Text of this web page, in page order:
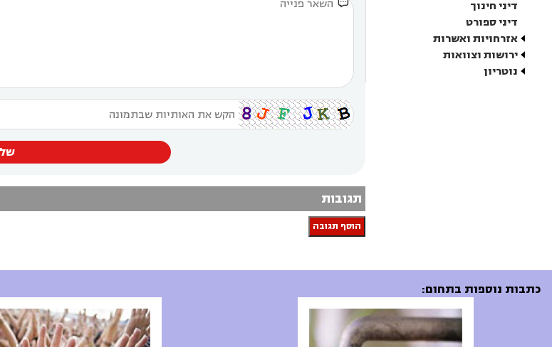
דיני חינוך
דיני ספורט
אזרחויות ואשרות
ירושות וצוואות
נוטריון
תגובות
הוסף תגובה
כתבות נוספות בתחום: